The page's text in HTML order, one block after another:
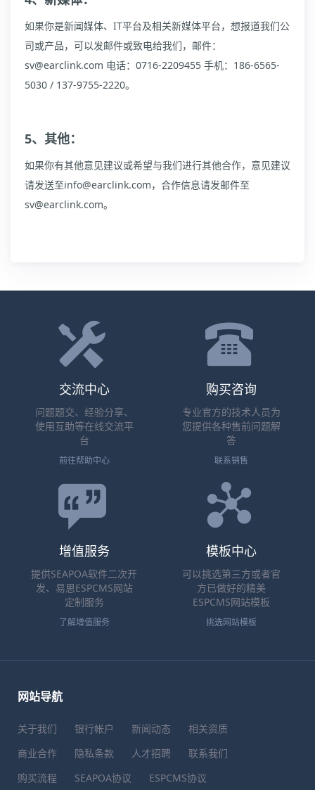
如果你是新闻媒体、IT平台及相关新媒体平台，想报道我们公
司或产品，可以发邮件或致电给我们，邮件：
sv@earclink.com 电话：0716-2209455 手机：186-6565-
5030 / 137-9755-2220。
5、其他：
如果你有其他意见建议或希望与我们进行其他合作，意见建议
请发送至info@earclink.com，合作信息请发邮件至
sv@earclink.com。
交流中心
问题题交、经验分享、
使用互助等在线交流平
台
前往帮助中心
购买咨询
专业官方的技术人员为
您提供各种售前问题解
答
联系销售
增值服务
提供SEAPOA软件二次开
发、易思ESPCMS网站
定制服务
了解增值服务
模板中心
可以挑选第三方或者官
方已做好的精美
ESPCMS网站模板
挑选网站模板
网站导航
关于我们 银行帐户 新闻动态
相关资质
商业合作
隐私条款 人才招聘
联系我们
购买流程
SEAPOA协议 ESPCMS协议